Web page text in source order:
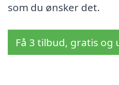
som du ønsker det.
Få 3 tilbud, gratis